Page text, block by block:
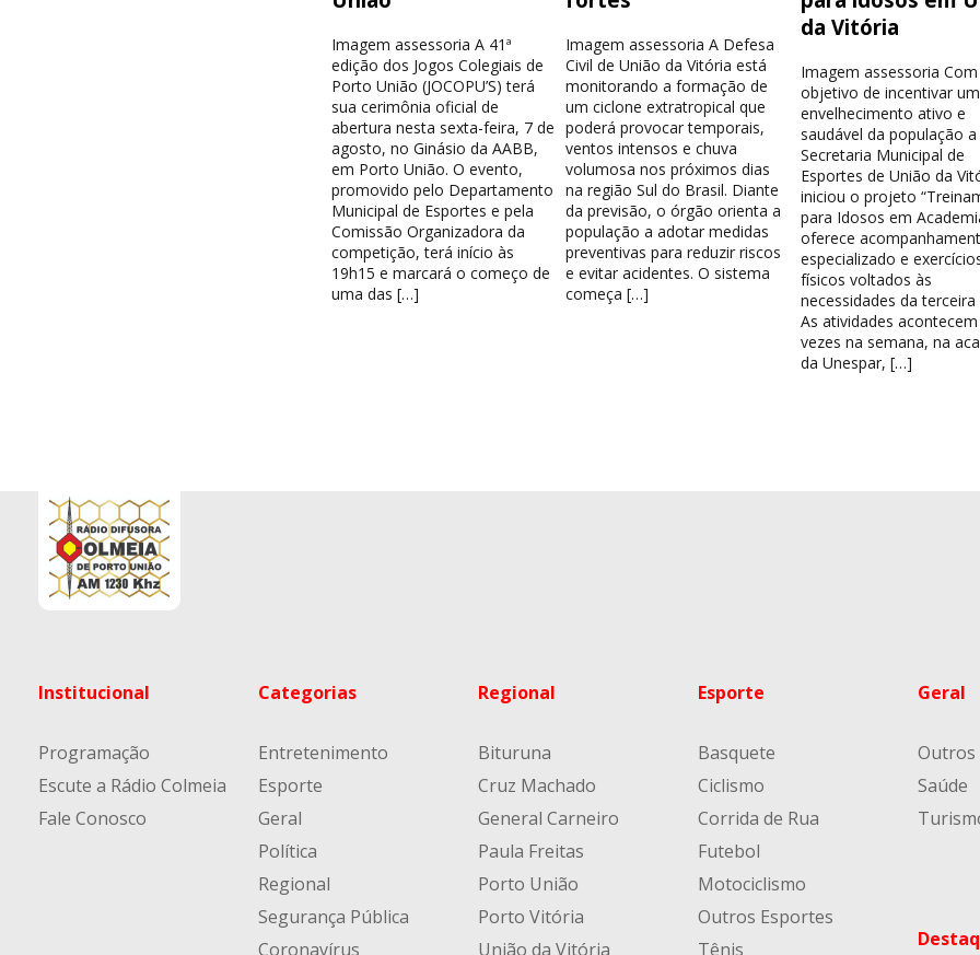
Imagem assessoria A 41ª
edição dos Jogos Colegiais de
Porto União (JOCOPU’S) terá
sua cerimônia oficial de
abertura nesta sexta-feira, 7 de
agosto, no Ginásio da AABB,
em Porto União. O evento,
promovido pelo Departamento
Municipal de Esportes e pela
Comissão Organizadora da
competição, terá início às
19h15 e marcará o começo de
uma das […]
Imagem assessoria A Defesa
Civil de União da Vitória está
monitorando a formação de
um ciclone extratropical que
poderá provocar temporais,
ventos intensos e chuva
volumosa nos próximos dias
na região Sul do Brasil. Diante
da previsão, o órgão orienta a
população a adotar medidas
preventivas para reduzir riscos
e evitar acidentes. O sistema
começa […]
da Vitória
Imagem assessoria
objetivo de incentivar um
envelhecimento ativo e
saudável da população a
Secretaria Municipal de
Esportes de União da
iniciou o projeto
para Idosos em
oferece
especializado e
físicos voltados às
necessidades da terceira
As atividades
vezes na semana, na
da Unespar, […]
Institucional
Programação
Escute a Rádio Colmeia
Fale Conosco
Categorias
Entretenimento
Esporte
Geral
Política
Regional
Segurança Pública
Coronavírus
Regional
Bituruna
Cruz Machado
General Carneiro
Paula Freitas
Porto União
Porto Vitória
União da Vitória
Esporte
Basquete
Ciclismo
Corrida de Rua
Futebol
Motociclismo
Outros Esportes
Tênis
Geral
Outros
Saúde